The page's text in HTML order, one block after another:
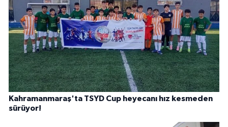
Kahramanmaraş'ta TSYD Cup heyecanı hız kesmeden
sürüyor!